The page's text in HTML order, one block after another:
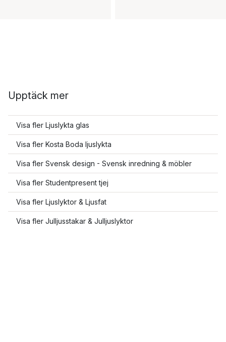
Upptäck mer
Visa fler Ljuslykta glas
Visa fler Kosta Boda ljuslykta
Visa fler Svensk design - Svensk inredning & möbler
Visa fler Studentpresent tjej
Visa fler Ljuslyktor & Ljusfat
Visa fler Julljusstakar & Julljuslyktor